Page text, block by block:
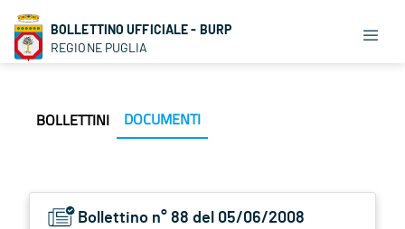
BOLLETTINO UFFICIALE - BURP
REGIONE PUGLIA
BOLLETTINI DOCUMENTI
Bollettino n° 88 del 05/06/2008